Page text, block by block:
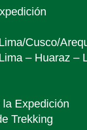
Cusco/
– Huaraz –
Expedición
Trekking